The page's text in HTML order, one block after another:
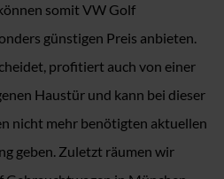
somit VW Golf
günstigen Preis anbieten.
profitiert auch von einer
Haustür und kann bei dieser
nicht mehr benötigten aktuellen
geben. Zuletzt räumen wir